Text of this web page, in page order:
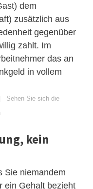
dem
zusätzlich aus
gegenüber
zahlt. Im
das an
in vollem
Sehen Sie sich die
kein
Sie niemandem
ein Gehalt bezieht